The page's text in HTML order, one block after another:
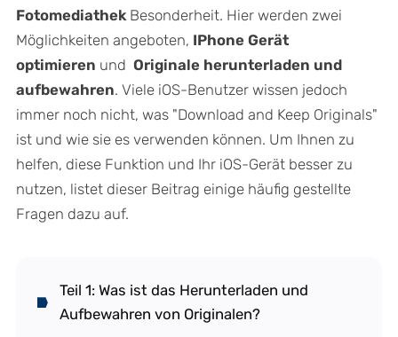
FotomediathekBesonderheit. Hier werden zwei
Möglichkeiten angeboten, IPhone Gerät
optimieren und Originale herunterladen und
aufbewahren. Viele iOS-Benutzer wissen jedoch
immer noch nicht, was "Download and Keep Originals"
ist und wie sie es verwenden können. Um Ihnen zu
helfen, diese Funktion und Ihr iOS-Gerät besser zu
nutzen, listet dieser Beitrag einige häufig gestellte
Fragen dazu auf.
Teil 1: Was ist das Herunterladen und
Aufbewahren von Originalen?